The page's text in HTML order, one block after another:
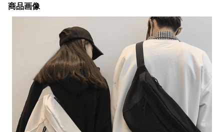
商品画像